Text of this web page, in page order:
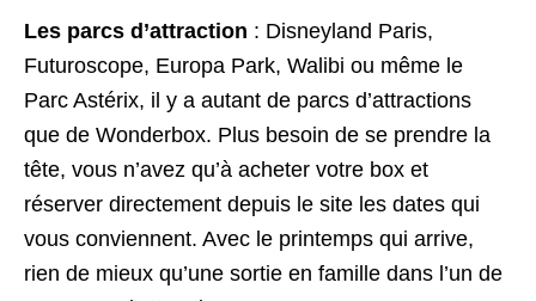
Les parcs d’attraction : Disneyland Paris,
Futuroscope, Europa Park, Walibi ou même le
Parc Astérix, il y a autant de parcs d’attractions
que de Wonderbox. Plus besoin de se prendre la
tête, vous n’avez qu’à acheter votre box et
réserver directement depuis le site les dates qui
vous conviennent. Avec le printemps qui arrive,
rien de mieux qu’une sortie en famille dans l’un de